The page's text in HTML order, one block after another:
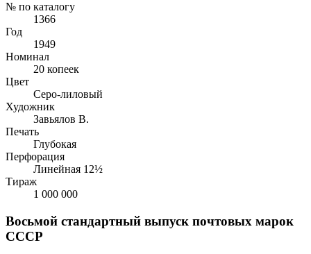
№ по каталогу
1366
Год
1949
Номинал
20 копеек
Цвет
Серо-лиловый
Художник
Завьялов В.
Печать
Глубокая
Перфорация
Линейная 12½
Тираж
1 000 000
Восьмой стандартный выпуск почтовых марок
СССР